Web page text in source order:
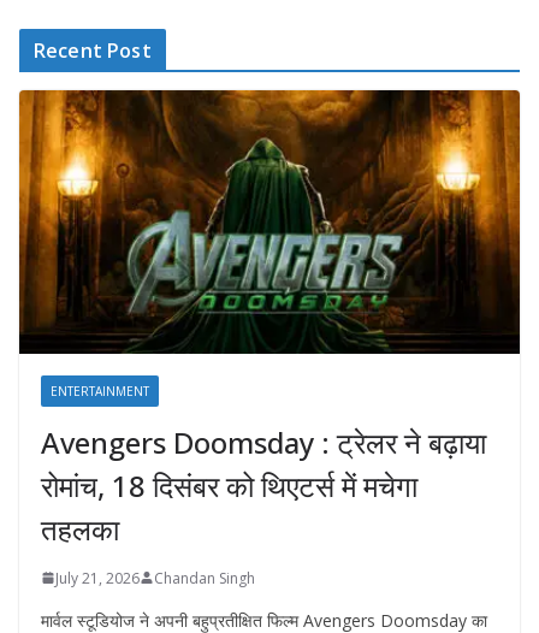
Recent Post
ENTERTAINMENT
Avengers Doomsday : ट्रेलर ने बढ़ाया
रोमांच, 18 दिसंबर को थिएटर्स में मचेगा
तहलका
July 21, 2026 Chandan Singh
मार्वल स्टूडियोज ने अपनी बहुप्रतीक्षित फिल्म Avengers Doomsday का